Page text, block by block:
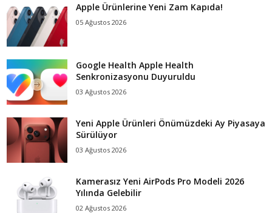
Apple Ürünlerine Yeni Zam Kapıda!
05 Ağustos 2026
Google Health Apple Health
Senkronizasyonu Duyuruldu
03 Ağustos 2026
Yeni Apple Ürünleri Önümüzdeki Ay Piyasaya
Sürülüyor
03 Ağustos 2026
Kamerasız Yeni AirPods Pro Modeli 2026
Yılında Gelebilir
02 Ağustos 2026